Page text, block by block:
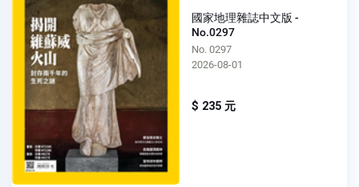
國家地理雜誌中文版 -
No.0297
No. 0297
2026-08-01
$ 235 元